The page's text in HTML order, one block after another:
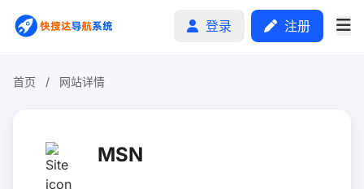
登录 注册
分类排行
首页 / 网站详情
MSN